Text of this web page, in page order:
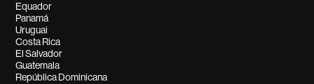
Equador
Panamá
Uruguai
Costa Rica
El Salvador
Guatemala
República Dominicana